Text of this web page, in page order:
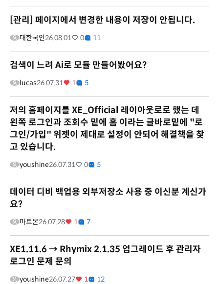
[관리] 페이지에서 변경한 내용이 저장이 안됩니다.
대한국인26.08.01 0 11
검색이 느려 Ai로 모듈 만들어봤어요?
lucas26.07.31 1 5
저의 홈페이지를 XE_Official 레이아웃로로 했는 데
왼쪽 로그인과 조회수 밑에 홈 이라는 글바로밑에 "로
그인/가입" 위젯이 제대로 설정이 안되어 해결책을 찾
고 있습니다.
youshine26.07.31 0 5
데이터 디비 백업용 외부저장소 사용 중 이신분 계신가
요?
마트몬26.07.28 1 7
XE1.11.6 → Rhymix 2.1.35 업그레이드 후 관리자
로그인 문제 문의
youshine26.07.27 1 12